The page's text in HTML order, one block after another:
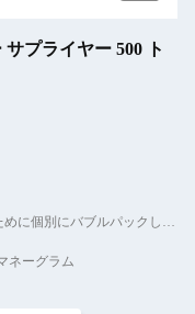
プライヤー 500 ト
パッケージの詳細: 輸送中に損傷や傷害を防ぐために個別にバブルパックし,その後,紙箱に
ネーグラム